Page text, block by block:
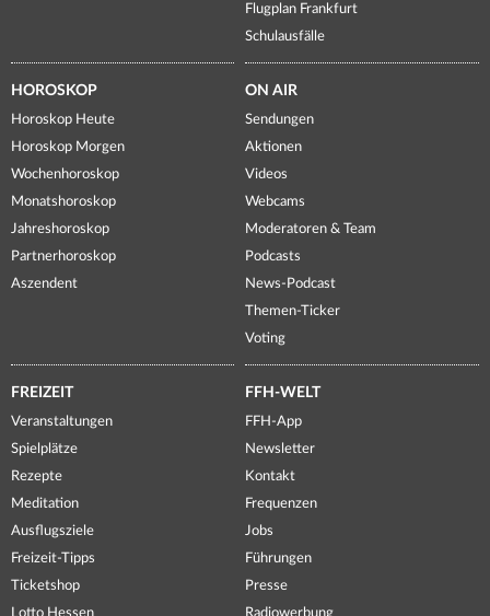
Flugplan Frankfurt
Schulausfälle
HOROSKOP
Horoskop Heute
Horoskop Morgen
Wochenhoroskop
Monatshoroskop
Jahreshoroskop
Partnerhoroskop
Aszendent
ON AIR
Sendungen
Aktionen
Videos
Webcams
Moderatoren & Team
Podcasts
News-Podcast
Themen-Ticker
Voting
FREIZEIT
Veranstaltungen
Spielplätze
Rezepte
Meditation
Ausflugsziele
Freizeit-Tipps
Ticketshop
Lotto Hessen
FFH-WELT
FFH-App
Newsletter
Kontakt
Frequenzen
Jobs
Führungen
Presse
Radiowerbung